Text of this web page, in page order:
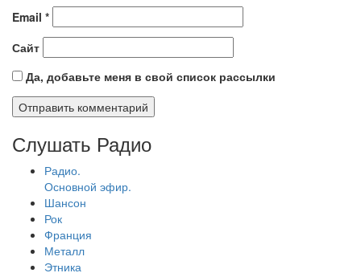
Email *
Сайт
Да, добавьте меня в свой список рассылки
Слушать Радио
Радио.
Основной эфир.
Шансон
Рок
Франция
Металл
Этника